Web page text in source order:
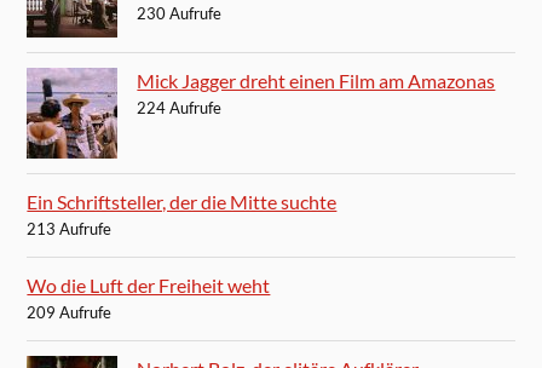
230 Aufrufe
Mick Jagger dreht einen Film am Amazonas
224 Aufrufe
Ein Schriftsteller, der die Mitte suchte
213 Aufrufe
Wo die Luft der Freiheit weht
209 Aufrufe